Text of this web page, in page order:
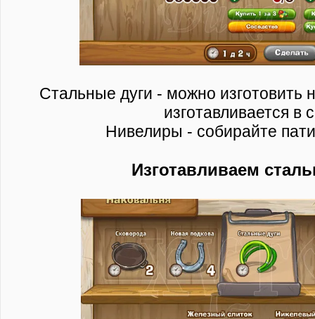
Стальные дуги - можно изготовить
изготавливается в
Нивелиры - собирайте
Изготавливаем